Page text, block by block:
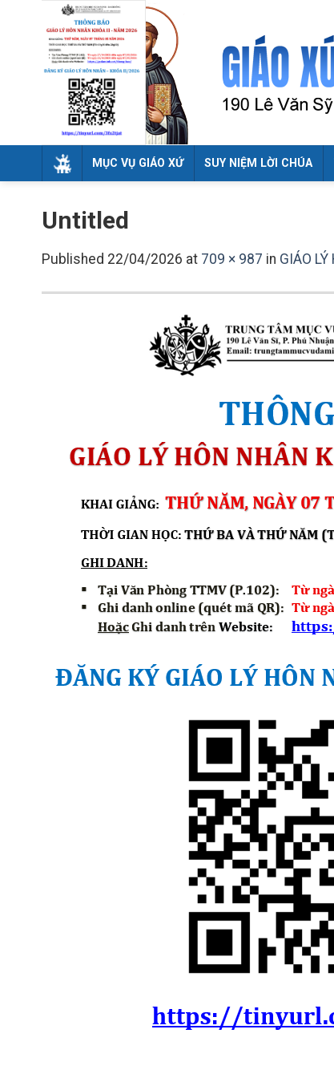
MỤC VỤ GIÁO XỨ SUY NIỆM LỜI CHÚA
Untitled
Published 22/04/2026 at 709 × 987 in GIÁO